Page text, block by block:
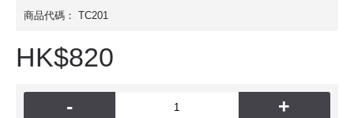
商品代碼： TC201
HK$820
- +